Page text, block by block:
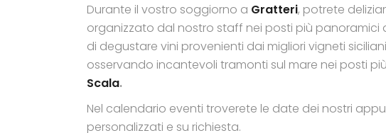
Durante il vostro soggiorno a Gratteri, potrete
organizzato dal nostro staff nei posti più panoramici
di degustare vini provenienti dai migliori vigneti
osservando incantevoli tramonti sul mare nei posti
Scala.
Nel calendario eventi troverete le date dei nostri
personalizzati e su richiesta.